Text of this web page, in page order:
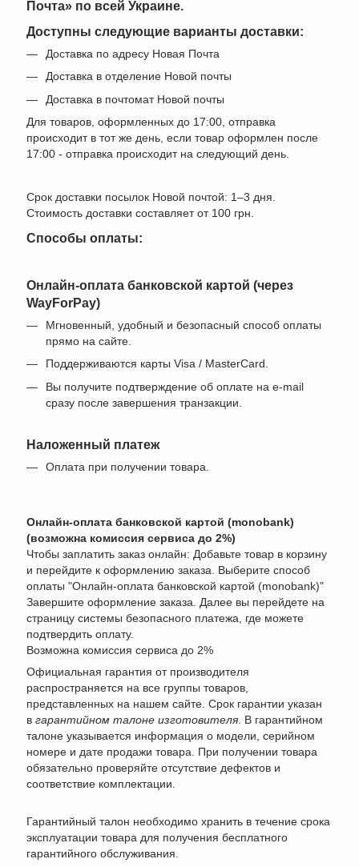
Почта» по всей Украине.
Доступны следующие варианты доставки:
Доставка по адресу Новая Почта
Доставка в отделение Новой почты
Доставка в почтомат Новой почты
Для товаров, оформленных до 17:00, отправка
происходит в тот же день, если товар оформлен после
17:00 - отправка происходит на следующий день.
Срок доставки посылок Новой почтой: 1–3 дня.
Стоимость доставки составляет от 100 грн.
Способы оплаты:
Онлайн-оплата банковской картой (через
WayForPay)
Мгновенный, удобный и безопасный способ оплаты
прямо на сайте.
Поддерживаются карты Visa / MasterCard.
Вы получите подтверждение об оплате на e-mail
сразу после завершения транзакции.
Наложенный платеж
Оплата при получении товара.
Онлайн-оплата банковской картой (monobank)
(возможна комиссия сервиса до 2%)
Чтобы заплатить заказ онлайн: Добавьте товар в корзину
и перейдите к оформлению заказа. Выберите способ
оплаты "Онлайн-оплата банковской картой (monobank)"
Завершите оформление заказа. Далее вы перейдете на
страницу системы безопасного платежа, где можете
подтвердить оплату.
Возможна комиссия сервиса до 2%
Официальная гарантия от производителя
распространяется на все группы товаров,
представленных на нашем сайте. Срок гарантии указан
в гарантийном талоне изготовителя . В гарантийном
талоне указывается информация о модели, серийном
номере и дате продажи товара. При получении товара
обязательно проверяйте отсутствие дефектов и
соответствие комплектации.
Гарантийный талон необходимо хранить в течение срока
эксплуатации товара для получения бесплатного
гарантийного обслуживания.